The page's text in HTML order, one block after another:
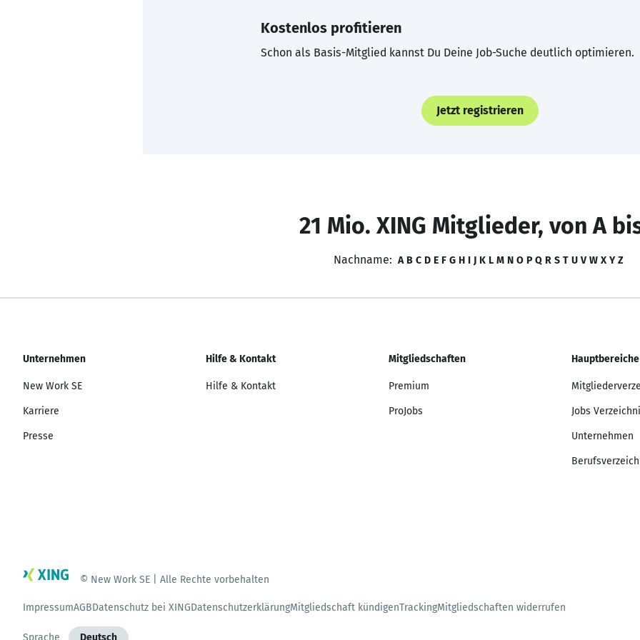
Kostenlos profitieren
Schon als Basis-Mitglied kannst Du Deine Job-Suche deutlich optimieren.
Jetzt registrieren
21 Mio. XING Mitglieder, von A
Nachname: A B C D E F G H I J K L M N O P Q R S T U V W X Y Z
Unternehmen
New Work SE
Karriere
Presse
Hilfe & Kontakt
Hilfe & Kontakt
Mitgliedschaften
Premium
ProJobs
Hauptbereiche
Jobs
Unternehmen
© New Work SE | Alle Rechte vorbehalten
ImpressumAGBDatenschutz bei XINGDatenschutzerklärungMitgliedschaft kündigenTrackingMitgliedschaften widerrufen
Sprache Deutsch